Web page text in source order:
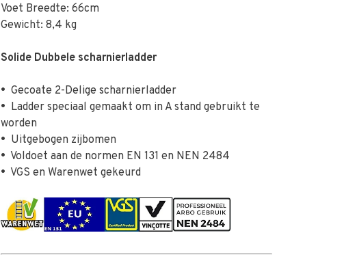
Voet Breedte: 66cm
Gewicht: 8,4 kg
Solide Dubbele scharnierladder
• Gecoate 2-Delige scharnierladder
• Ladder speciaal gemaakt om in A stand gebruikt te
worden
• Uitgebogen zijbomen
• Voldoet aan de normen EN 131 en NEN 2484
• VGS en Warenwet gekeurd